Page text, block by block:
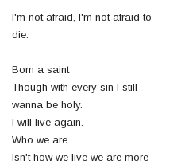
I'm not afraid, I'm not afraid to
die.
Born a saint
Though with every sin I still
wanna be holy.
I will live again.
Who we are
Isn't how we live we are more